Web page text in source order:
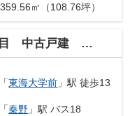
㎡（108.76坪）
古戸建 51.82坪
「東海大学前 」駅 徒歩13
「秦野 」駅 バス18